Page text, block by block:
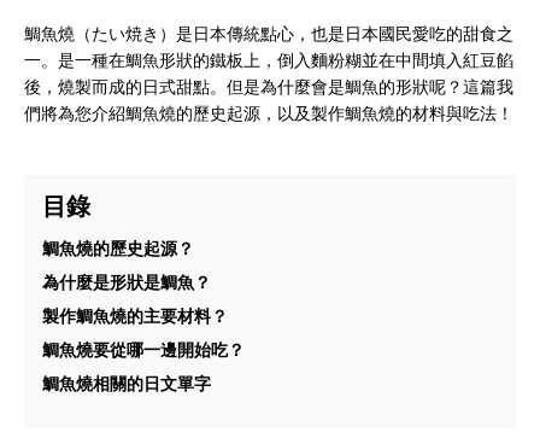
鯛魚燒（たい焼き）是日本傳統點心，也是日本國民愛吃的甜食之
一。是一種在鯛魚形狀的鐵板上，倒入麵粉糊並在中間填入紅豆餡
後，燒製而成的日式甜點。但是為什麼會是鯛魚的形狀呢？這篇我
們將為您介紹鯛魚燒的歷史起源，以及製作鯛魚燒的材料與吃法！
目錄
鯛魚燒的歷史起源？
為什麼是形狀是鯛魚？
製作鯛魚燒的主要材料？
鯛魚燒要從哪一邊開始吃？
鯛魚燒相關的日文單字